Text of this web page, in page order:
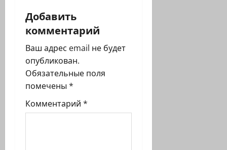
з
а
п
и
с
Добавить
комментарий
Ваш адрес email не будет
опубликован.
Обязательные поля
помечены *
Комментарий *